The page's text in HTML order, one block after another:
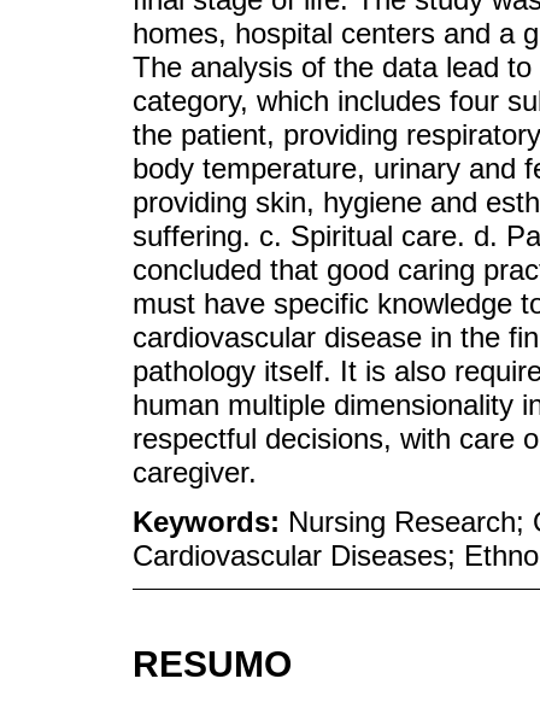
homes, hospital centers and a
The analysis of the data lead
category, which includes four
the patient, providing
body temperature, urinary and
providing skin, hygiene and
suffering. c. Spiritual care. d.
concluded that good caring
must have specific knowledge
cardiovascular disease in the
pathology itself. It is also
human multiple dimensionality
respectful decisions, with care
caregiver.
Keywords: Nursing Research;
Cardiovascular Diseases;
RESUMO